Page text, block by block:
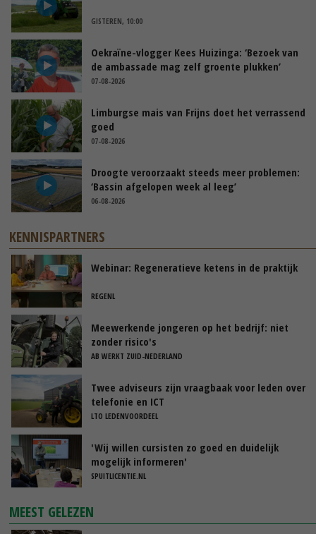
GISTEREN, 10:00
Oekraïne-vlogger Kees Huizinga: ‘Bezoek van
de ambassade mag zelf groente plukken’
07-08-2026
Limburgse mais van Frijns doet het verrassend
goed
07-08-2026
Droogte veroorzaakt steeds meer problemen:
‘Bassin afgelopen week al leeg’
06-08-2026
KENNISPARTNERS
Webinar: Regeneratieve ketens in de praktijk
REGENL
Meewerkende jongeren op het bedrijf: niet
zonder risico's
AB WERKT ZUID-NEDERLAND
Twee adviseurs zijn vraagbaak voor leden over
telefonie en ICT
LTO LEDENVOORDEEL
'Wij willen cursisten zo goed en duidelijk
mogelijk informeren'
SPUITLICENTIE.NL
MEEST GELEZEN